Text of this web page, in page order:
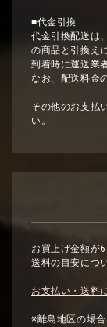
■代金引換
代金引換配送は
の商品と引換え
到着時に運送業
なお、配送料金
その他のお支払
い。
お買上げ金額が
送料の目安につ
お支払い・送料
※離島地区の場合